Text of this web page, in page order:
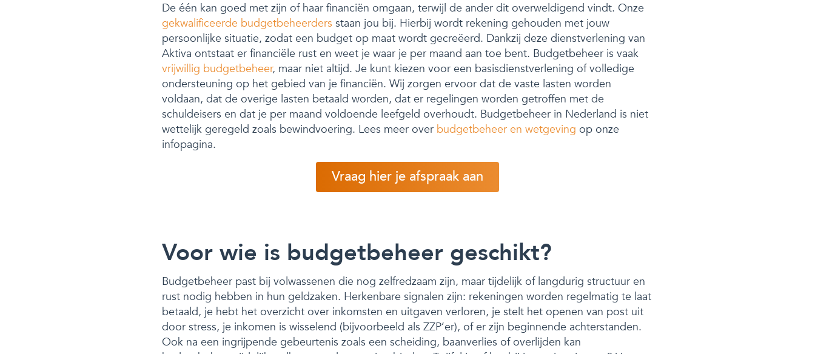
De één kan goed met zijn of haar financiën omgaan, terwijl de ander dit overweldigend vindt. Onze
gekwalificeerde budgetbeheerders staan jou bij. Hierbij wordt rekening gehouden met jouw
persoonlijke situatie, zodat een budget op maat wordt gecreëerd. Dankzij deze dienstverlening van
Aktiva ontstaat er financiële rust en weet je waar je per maand aan toe bent. Budgetbeheer is vaak
vrijwillig budgetbeheer, maar niet altijd. Je kunt kiezen voor een basisdienstverlening of volledige
ondersteuning op het gebied van je financiën. Wij zorgen ervoor dat de vaste lasten worden
voldaan, dat de overige lasten betaald worden, dat er regelingen worden getroffen met de
schuldeisers en dat je per maand voldoende leefgeld overhoudt. Budgetbeheer in Nederland is niet
wettelijk geregeld zoals bewindvoering. Lees meer over budgetbeheer en wetgeving op onze
infopagina.
Vraag hier je afspraak aan
Voor wie is budgetbeheer geschikt?
Budgetbeheer past bij volwassenen die nog zelfredzaam zijn, maar tijdelijk of langdurig structuur en
rust nodig hebben in hun geldzaken. Herkenbare signalen zijn: rekeningen worden regelmatig te laat
betaald, je hebt het overzicht over inkomsten en uitgaven verloren, je stelt het openen van post uit
door stress, je inkomen is wisselend (bijvoorbeeld als ZZP’er), of er zijn beginnende achterstanden.
Ook na een ingrijpende gebeurtenis zoals een scheiding, baanverlies of overlijden kan